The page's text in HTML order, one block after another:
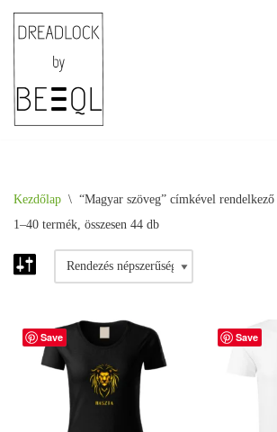
Skip
to
Kezdőlap \ “Magyar szöveg” címkével
1–40 termék, összesen 44 db
Save Save